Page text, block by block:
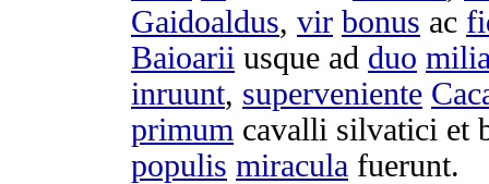
Gaidoaldus, vir bonus ac
Baioarii usque ad duo
inruunt, superveniente
primum cavalli silvatici et
populis miracula fuerunt.